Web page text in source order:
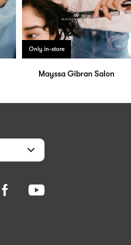
Only in-store
Mayssa Gibran Salon